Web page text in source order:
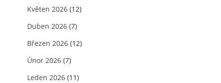
Květen 2026 (12)
Duben 2026 (7)
Březen 2026 (12)
Únor 2026 (7)
Leden 2026 (11)